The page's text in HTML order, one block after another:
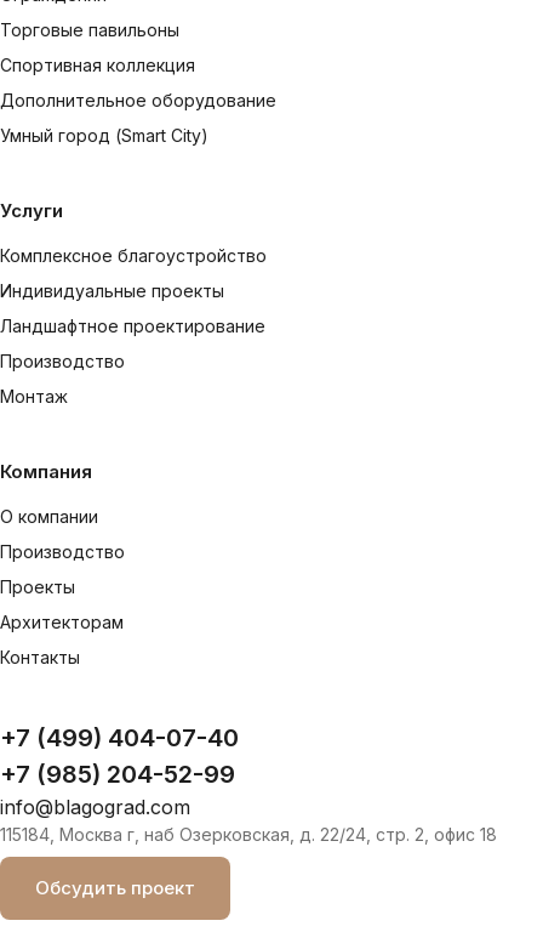
Торговые павильоны
Спортивная коллекция
Дополнительное оборудование
Умный город (Smart City)
Услуги
Комплексное благоустройство
Индивидуальные проекты
Ландшафтное проектирование
Производство
Монтаж
Компания
О компании
Производство
Проекты
Архитекторам
Контакты
+7 (499) 404-07-40
+7 (985) 204-52-99
info@blagograd.com
115184, Москва г, наб Озерковская, д. 22/24, стр. 2, офис 18
Обсудить проект